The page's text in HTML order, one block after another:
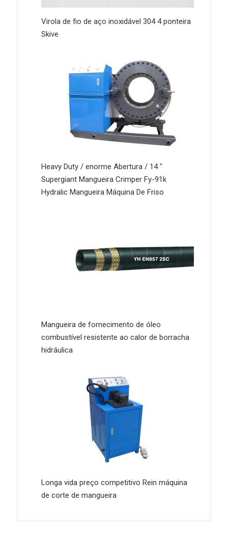
Virola de fio de aço inoxidável 304 4 ponteira
Skive
Heavy Duty / enorme Abertura / 14 ″
Supergiant Mangueira Crimper Fy-91k
Hydralic Mangueira Máquina De Friso
Mangueira de fornecimento de óleo
combustível resistente ao calor de borracha
hidráulica
Longa vida preço competitivo Rein máquina
de corte de mangueira